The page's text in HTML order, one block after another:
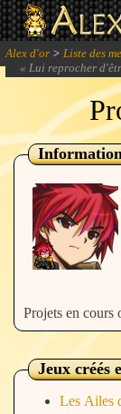
Actualités
Session 2026
Archives
Forum
Communauté
Se connecter
S'inscrire
Alex d'or > Liste des
« Lui reprocher
rollers c'est nul
Projets en cours
Jeux créés
Les Ailes